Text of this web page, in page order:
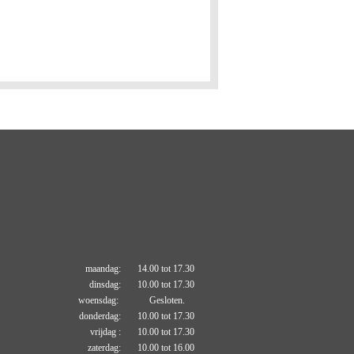
maandag: 14.00 tot 17.30
dinsdag: 10.00 tot 17.30
woensdag: Gesloten.
donderdag: 10.00 tot 17.30
vrijdag : 10.00 tot 17.30
zaterdag: 10.00 tot 16.00